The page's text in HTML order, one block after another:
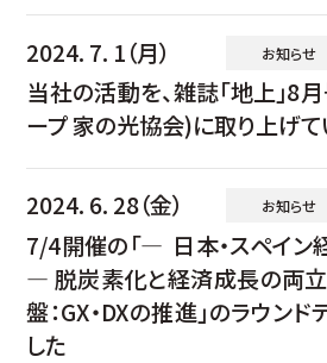
2024. 7. 1（月） お知らせ
当社の活動を、雑誌「地上」8
ープ 家の光協会)に取り上げ
2024. 6. 28（金） お知らせ
7/4開催の「— 日本・スペイン
— 脱炭素化と経済成長の両
盤：GX・DXの推進」のラウン
した